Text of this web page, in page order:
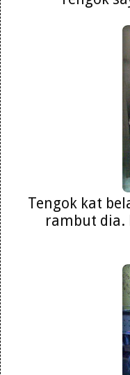
Tengok kat
rambut dia.